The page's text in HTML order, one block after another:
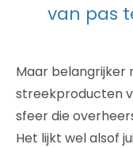
van pas
Maar belangrijker
streekproducten
sfeer die
Het lijkt wel alsof